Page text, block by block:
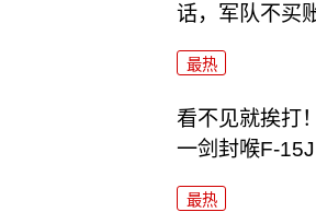
话，军队不买
最热
看不见就挨打
一剑封喉F-15J
最热